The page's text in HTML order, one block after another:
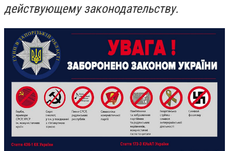
действующему законодательству.